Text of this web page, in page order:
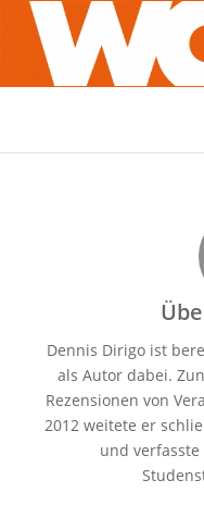
Dennis Dirigo ist
als Autor dabei.
Rezensionen von
2012 weitete er
und